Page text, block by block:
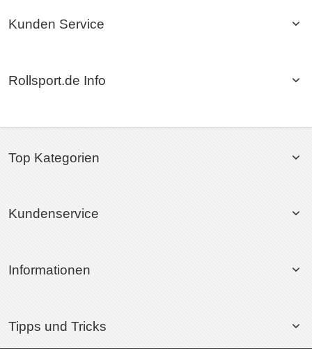
Kunden Service
Rollsport.de Info
Top Kategorien
Kundenservice
Informationen
Tipps und Tricks